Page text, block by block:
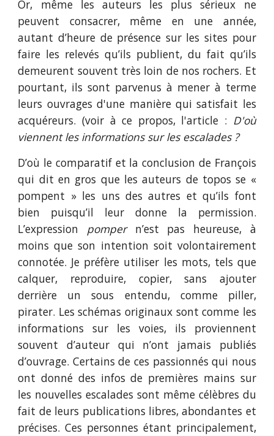
Or, même les auteurs les plus sérieux ne
peuvent consacrer, même en une année,
autant d’heure de présence sur les sites pour
faire les relevés qu’ils publient, du fait qu’ils
demeurent souvent très loin de nos rochers. Et
pourtant, ils sont parvenus à mener à terme
leurs ouvrages d'une manière qui satisfait les
acquéreurs. (voir à ce propos, l'article : D'où
viennent les informations sur les escalades ?
D’où le comparatif et la conclusion de François
qui dit en gros que les auteurs de topos se «
pompent » les uns des autres et qu’ils font
bien puisqu’il leur donne la permission.
L’expression pompern’est pas heureuse, à
moins que son intention soit volontairement
connotée. Je préfère utiliser les mots, tels que
calquer, reproduire, copier, sans ajouter
derrière un sous entendu, comme piller,
pirater. Les schémas originaux sont comme les
informations sur les voies, ils proviennent
souvent d’auteur qui n’ont jamais publiés
d’ouvrage. Certains de ces passionnés qui nous
ont donné des infos de premières mains sur
les nouvelles escalades sont même célèbres du
fait de leurs publications libres, abondantes et
précises. Ces personnes étant principalement,